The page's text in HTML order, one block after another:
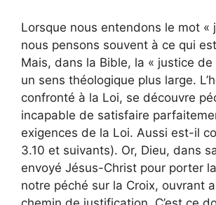
Lorsque nous entendons le mot «
nous pensons souvent à ce qui
Mais, dans la Bible, la « justice de
un sens théologique plus large.
confronté à la Loi, se découvre
incapable de satisfaire
exigences de la Loi. Aussi est-il
3.10 et suivants). Or, Dieu, dans
envoyé Jésus-Christ pour porter
notre péché sur la Croix, ouvrant